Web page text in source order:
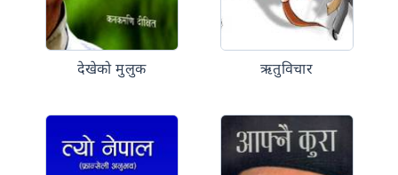
देखेको मुलुक ऋतुविचार